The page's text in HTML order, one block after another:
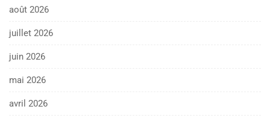
août 2026
juillet 2026
juin 2026
mai 2026
avril 2026